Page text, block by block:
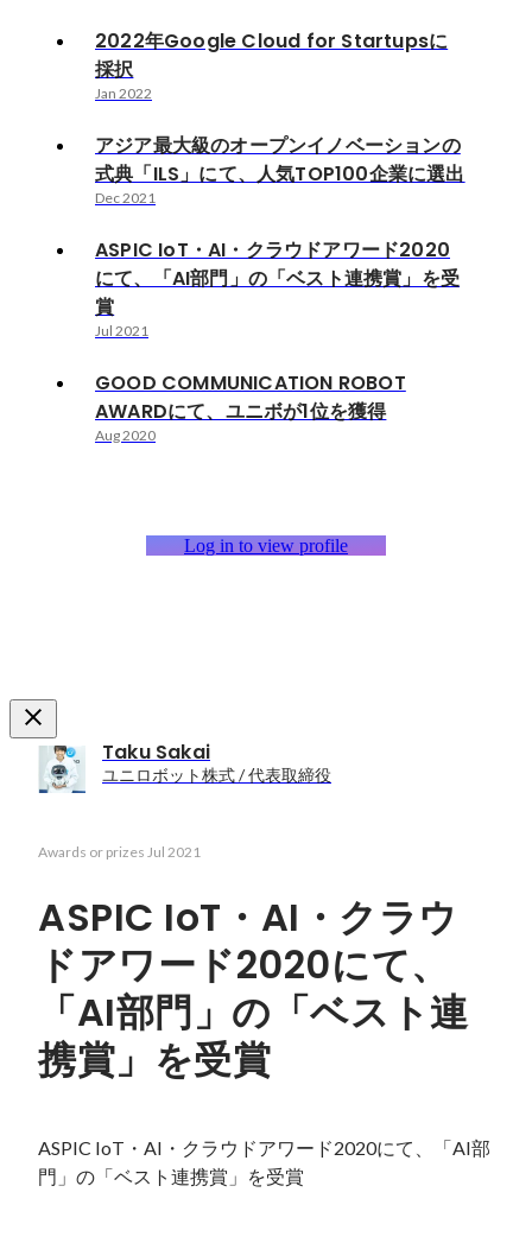
2022年Google Cloud for Startupsに
採択
Jan 2022
アジア最大級のオープンイノベーションの
式典「ILS」にて、人気TOP100企業に選出
Dec 2021
ASPIC IoT・AI・クラウドアワード2020
にて、「AI部門」の「ベスト連携賞」を受
賞
Jul 2021
GOOD COMMUNICATION ROBOT
AWARDにて、ユニボが1位を獲得
Aug 2020
Log in to view profile
Taku Sakai
ユニロボット株式 / 代表取締役
Awards or prizes Jul 2021
ASPIC IoT・AI・クラウ
ドアワード2020にて、
「AI部門」の「ベスト連
携賞」を受賞
ASPIC IoT・AI・クラウドアワード2020にて、「AI部
門」の「ベスト連携賞」を受賞